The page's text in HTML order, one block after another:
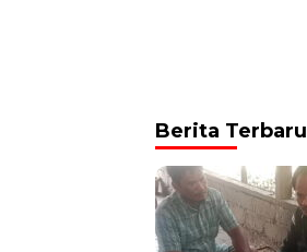
Berita Terbaru